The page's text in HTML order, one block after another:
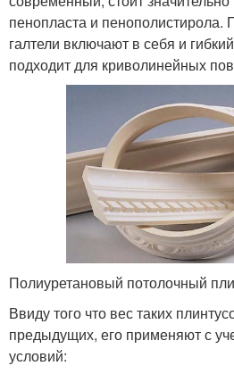
пенопласта и пенополистирола.
галтели включают в себя и
подходит для криволинейных
Полиуретановый потолочный
Ввиду того что вес таких
предыдущих, его применяют с
условий: